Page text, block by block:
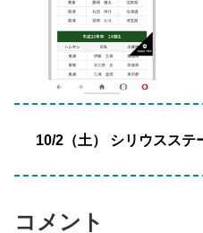
10/2（土） シリウスステ
コメント